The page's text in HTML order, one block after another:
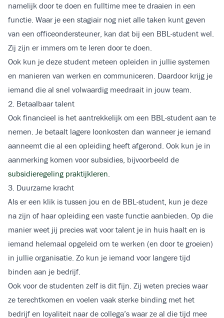
namelijk door te doen en fulltime mee te draaien in een
functie. Waar je een stagiair nog niet alle taken kunt geven
van een officeondersteuner, kan dat bij een BBL-student wel.
Zij zijn er immers om te leren door te doen.
Ook kun je deze student meteen opleiden in jullie systemen
en manieren van werken en communiceren. Daardoor krijg je
iemand die al snel volwaardig meedraait in jouw team.
2. Betaalbaar talent
Ook financieel is het aantrekkelijk om een BBL-student aan te
nemen. Je betaalt lagere loonkosten dan wanneer je iemand
aanneemt die al een opleiding heeft afgerond. Ook kun je in
aanmerking komen voor subsidies, bijvoorbeeld de
subsidieregeling praktijkleren.
3. Duurzame kracht
Als er een klik is tussen jou en de BBL-student, kun je deze
na zijn of haar opleiding een vaste functie aanbieden. Op die
manier weet jij precies wat voor talent je in huis haalt en is
iemand helemaal opgeleid om te werken (en door te groeien)
in jullie organisatie. Zo kun je iemand voor langere tijd
binden aan je bedrijf.
Ook voor de studenten zelf is dit fijn. Zij weten precies waar
ze terechtkomen en voelen vaak sterke binding met het
bedrijf en loyaliteit naar de collega’s waar ze al die tijd mee